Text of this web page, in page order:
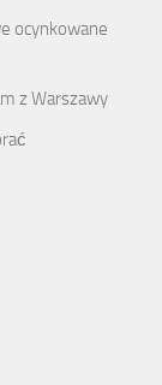
ocynkowane
z Warszawy